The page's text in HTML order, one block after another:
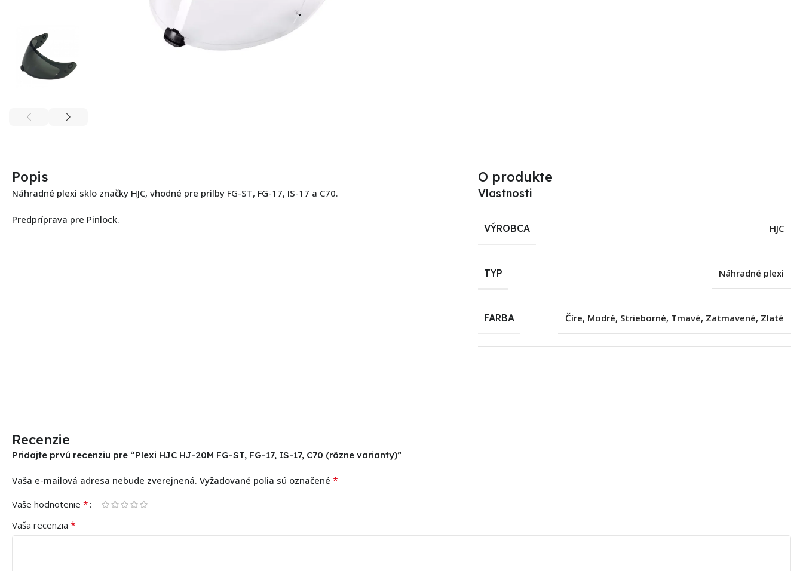
Popis
Náhradné plexi sklo značky HJC, vhodné pre prilby FG-ST, FG-17, IS-17 a C70.
Predpríprava pre Pinlock.
O produkte
Vlastnosti
VÝROBCA HJC
TYP Náhradné plexi
FARBA Číre, Modré, Strieborné, Tmavé, Zatmavené, Zlaté
Recenzie
Pridajte prvú recenziu pre “Plexi HJC HJ-20M FG-ST, FG-17, IS-17, C70 (rôzne varianty)”
Vaša e-mailová adresa nebude zverejnená. Vyžadované polia sú označené *
Vaše hodnotenie *
Vaša recenzia *